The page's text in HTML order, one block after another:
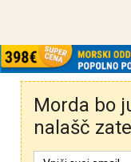
Morda bo
nalašč